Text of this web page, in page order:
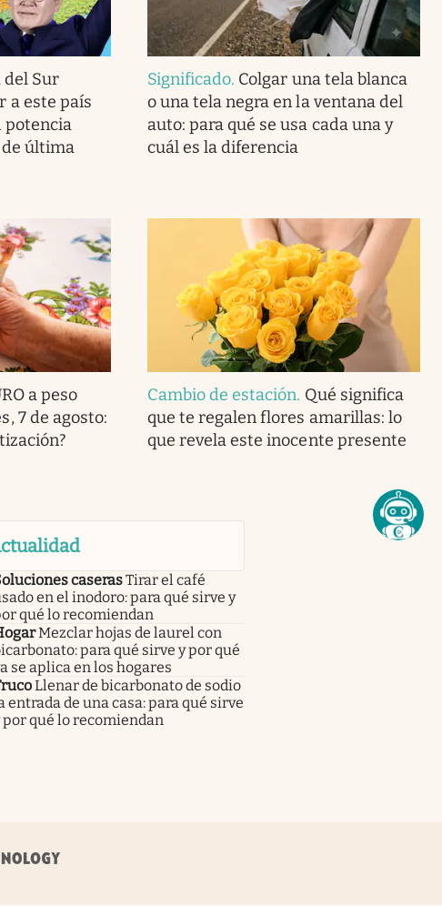
del Sur
a este país
potencia
de última
Significado. Colgar una tela blanca
o una tela negra en la ventana del
auto: para qué se usa cada una y
cuál es la diferencia
a peso
7 de agosto:
Cambio de estación. Qué significa
que te regalen flores amarillas: lo
que revela este inocente presente
caserasTirar el café
en el inodoro: para qué sirve y
qué lo recomiendan
Mezclar hojas de laurel con
para qué sirve y por qué
se aplica en los hogares
Llenar de bicarbonato de sodio
entrada de una casa: para qué sirve
por qué lo recomiendan